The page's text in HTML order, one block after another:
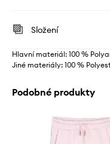
Složení
Hlavní materiál: 100 %
Jiné materiály: 100 %
Podobné produkty